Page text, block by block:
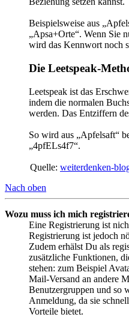
Beispielsweise aus
„Apsa+Orte“. Wenn Sie
wird das Kennwort noch
Die Leetspeak-
Leetspeak ist das
indem die normalen
werden. Das Entziffern
So wird aus „Apfelsaft“
„4pfELs4f7“.
Quelle: weiterdenken-
Nach oben
Wozu muss ich mich
Eine Registrierung ist
Registrierung ist jedoch
Zudem erhälst Du als
zusätzliche Funktionen,
stehen: zum Beispiel
Mail-Versand an andere
Benutzergruppen und so
Anmeldung, da sie
Vorteile bietet.